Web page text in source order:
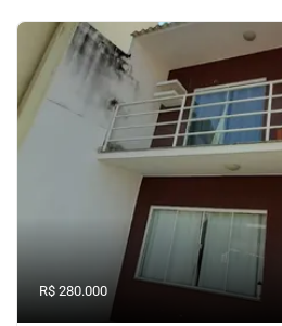
R$ 280.000